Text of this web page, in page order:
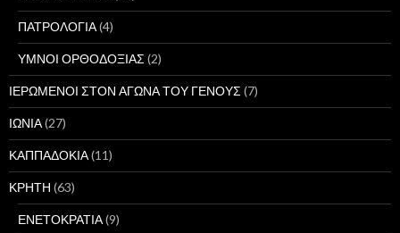
ΠΑΤΡΟΛΟΓΙΑ(4)
ΥΜΝΟΙ ΟΡΘΟΔΟΞΙΑΣ (2)
ΙΕΡΩΜΕΝΟΙ ΣΤΟΝ ΑΓΩΝΑ ΤΟΥ ΓΕΝΟΥΣ (7)
ΙΩΝΙΑ(27)
ΚΑΠΠΑΔΟΚΙΑ(11)
ΚΡΗΤΗ (63)
ΕΝΕΤΟΚΡΑΤΙΑ(9)